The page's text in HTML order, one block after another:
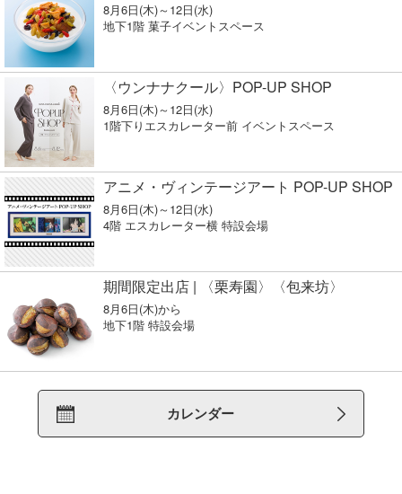
8月6日(木)～12日(水)
地下1階 菓子イベントスペース
〈ウンナナクール〉POP-UP SHOP
8月6日(木)～12日(水)
1階下りエスカレーター前 イベントスペース
アニメ・ヴィンテージアート POP-UP SHOP
8月6日(木)～12日(水)
4階 エスカレーター横 特設会場
期間限定出店 | 〈栗寿園〉〈包来坊〉
8月6日(木)から
地下1階 特設会場
カレンダー